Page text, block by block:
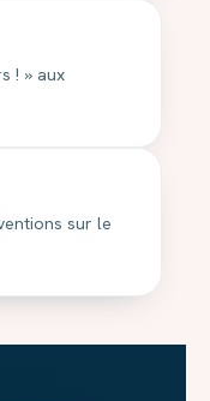
! » aux
sur le